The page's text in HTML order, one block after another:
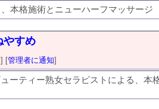
本格施術とニューハーフマッサージ
やすめ
] [管理者に通知]
ーティー熟女セラピストによる、本